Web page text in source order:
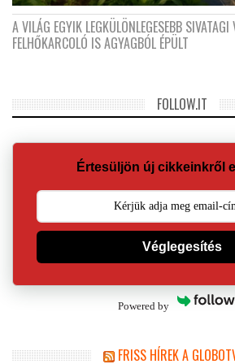
A VILÁG EGYIK LEGKÜLÖNLEGESEBB
FELHŐKARCOLÓ IS AGYAGBÓL ÉPÜLT
FOLLOW.IT
Értesüljön új cikkeinkről
Véglegesítés
Powered by
FRISS HÍREK A